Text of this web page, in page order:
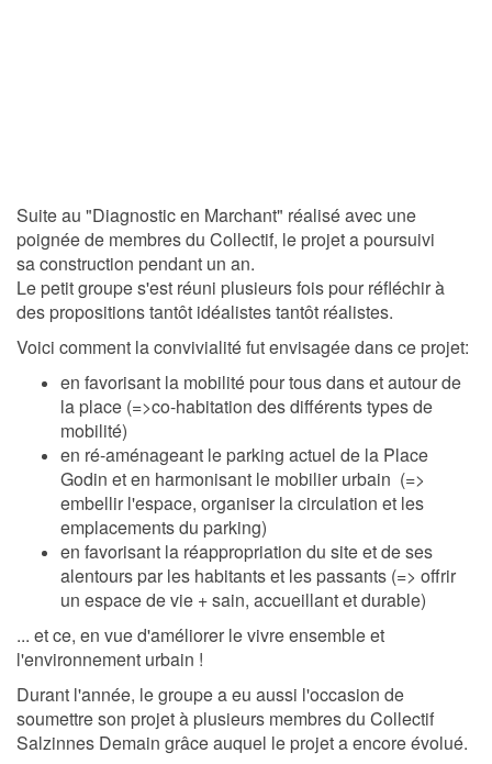
Suite au "Diagnostic en Marchant" réalisé avec une
poignée de membres du Collectif, le projet a poursuivi
sa construction pendant un an.
Le petit groupe s'est réuni plusieurs fois pour réfléchir à
des propositions tantôt idéalistes tantôt réalistes.
Voici comment la convivialité fut envisagée dans ce projet:
en favorisant la mobilité pour tous dans et autour de
la place (=>co-habitation des différents types de
mobilité)
en ré-aménageant le parking actuel de la Place
Godin et en harmonisant le mobilier urbain (=>
embellir l'espace, organiser la circulation et les
emplacements du parking)
en favorisant la réappropriation du site et de ses
alentours par les habitants et les passants (=> offrir
un espace de vie + sain, accueillant et durable)
... et ce, en vue d'améliorer le vivre ensemble et
l'environnement urbain !
Durant l'année, le groupe a eu aussi l'occasion de
soumettre son projet à plusieurs membres du Collectif
Salzinnes Demain grâce auquel le projet a encore évolué.